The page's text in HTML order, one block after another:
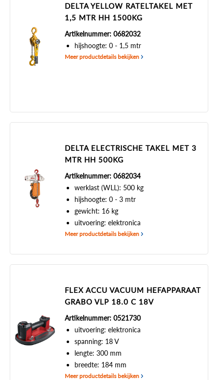
DELTA YELLOW RATELTAKEL MET
1,5 MTR HH 1500KG
Artikelnummer: 0682032
hijshoogte: 0 - 1,5 mtr
Meer productdetails bekijken
DELTA ELECTRISCHE TAKEL MET 3
MTR HH 500KG
Artikelnummer: 0682034
werklast (WLL): 500 kg
hijshoogte: 0 - 3 mtr
gewicht: 16 kg
uitvoering: elektronica
Meer productdetails bekijken
FLEX ACCU VACUUM HEFAPPARAAT
GRABO VLP 18.0 C 18V
Artikelnummer: 0521730
uitvoering: elektronica
spanning: 18 V
lengte: 300 mm
breedte: 184 mm
Meer productdetails bekijken